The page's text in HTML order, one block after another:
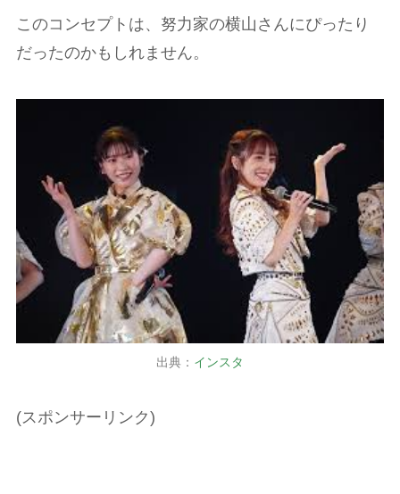
このコンセプトは、努力家の横山さんにぴったり
だったのかもしれません。
出典： インスタ
(スポンサーリンク)